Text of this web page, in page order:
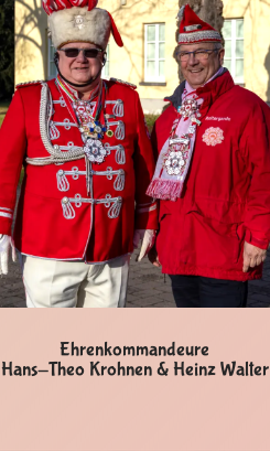
Ehrenkommandeure
Hans-Theo Krohnen & Heinz Walter